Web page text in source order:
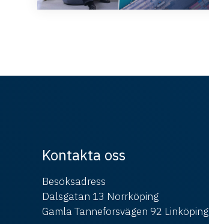
Kontakta oss
Besöksadress
Dalsgatan 13 Norrköping
Gamla Tanneforsvägen 92 Linköping